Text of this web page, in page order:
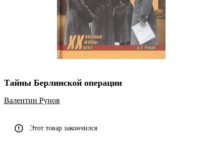
Тайны Берлинской операции
Валентин Рунов
Этот товар закончился